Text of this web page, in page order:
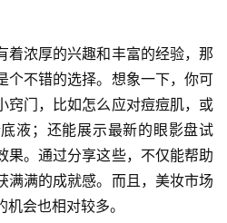
着浓厚的兴趣和丰富的经验，那
个不错的选择。想象一下，你可
窍门，比如怎么应对痘痘肌，或
液；还能展示最新的眼影盘试
果。通过分享这些，不仅能帮助
满满的成就感。而且，美妆市场
会也相对较多。